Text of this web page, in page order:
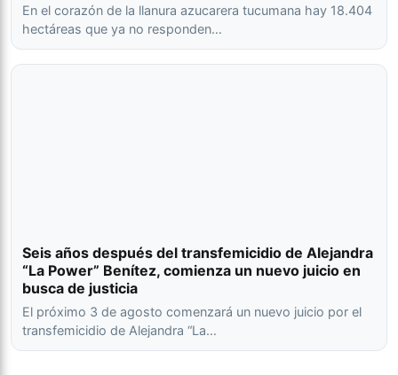
En el corazón de la llanura azucarera tucumana hay 18.404
hectáreas que ya no responden…
Seis años después del transfemicidio de Alejandra
“La Power” Benítez, comienza un nuevo juicio en
busca de justicia
El próximo 3 de agosto comenzará un nuevo juicio por el
transfemicidio de Alejandra “La…